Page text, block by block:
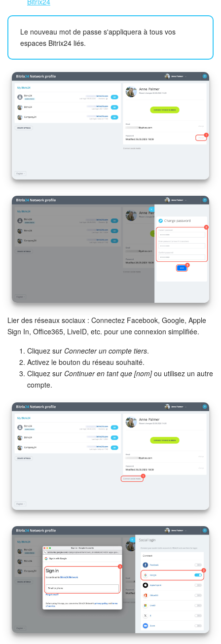
Le nouveau mot de passe s'appliquera à tous vos
espaces Bitrix24 liés.
Lier des réseaux sociaux : Connectez Facebook, Google, Apple
Sign In, Office365, LiveID, etc. pour une connexion simplifiée.
Cliquez sur Connecter un compte tiers.
Activez le bouton du réseau souhaité.
Cliquez sur Continuer en tant que [nom]ou utilisez un autre
compte.